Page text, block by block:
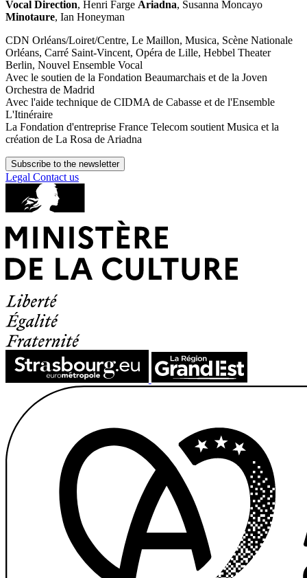
Vocal Direction, Henri Farge Ariadna, Susanna Moncayo
Minotaure, Ian Honeyman
CDN Orléans/Loiret/Centre, Le Maillon, Musica, Scène Nationale
Orléans, Carré Saint-Vincent, Opéra de Lille, Hebbel Theater
Berlin, Nouvel Ensemble Vocal
Avec le soutien de la Fondation Beaumarchais et de la Joven
Orchestra de Madrid
Avec l'aide technique de CIDMA de Cabasse et de l'Ensemble
L'Itinéraire
La Fondation d'entreprise France Telecom soutient Musica et la
création de La Rosa de Ariadna
Subscribe to the newsletter
Legal Contact us